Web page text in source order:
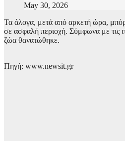
May 30, 2026
Τα άλογα, μετά από αρκετή ώρα,
σε ασφαλή περιοχή. Σύμφωνα με τις
ζώα θανατώθηκε.
Πηγή: www.newsit.gr